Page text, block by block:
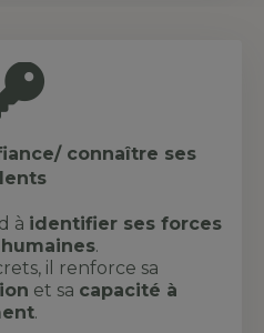
connaître ses
à identifier ses forces
.
il renforce sa
et sa capacité à
.